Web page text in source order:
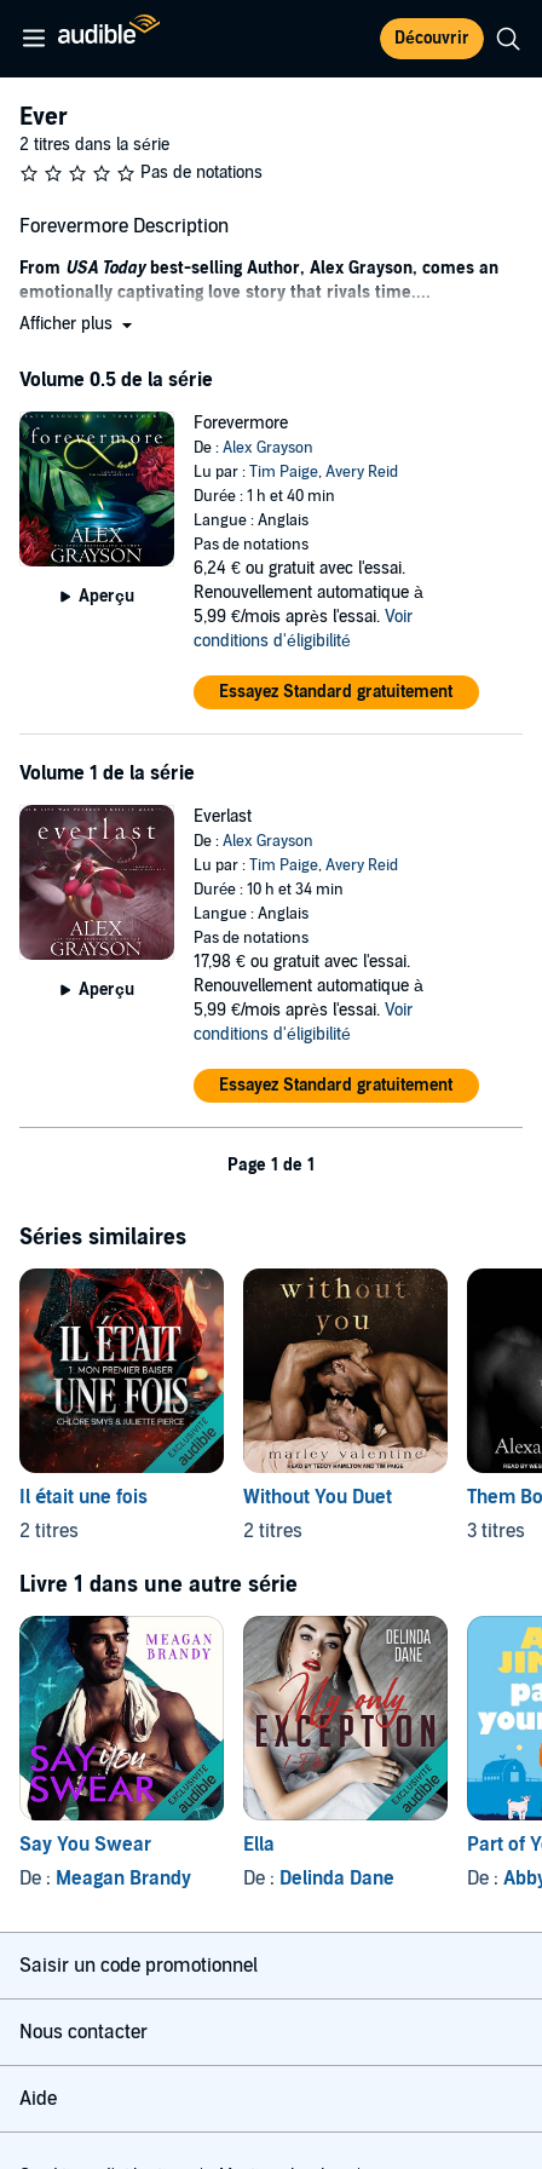
Découvrir
Ever
2 titres dans la série
Pas de notations
Forevermore Description
From USA Todaybest-selling Author, Alex Grayson, comes an
emotionally captivating love story that rivals time....
Everything has a reason for being, and you are mine. Without you,
Some are dark and painful.
Some are bright and beautiful.
And for some, fate intervenes, setting two people on the right path.
Our love has no ending. It's forevermore and everlasting.
This is our story.
©2021 Alex Grayson (P)2021 Alex Grayson
Afficher plus
Volume 0.5 de la série
Aperçu
Forevermore
De :Alex Grayson
Lu par :Tim Paige,Avery Reid
Durée : 1 h et 40 min
Langue : Anglais
Pas de notations
6,24 € ou gratuit avec l'essai.
Renouvellement automatique à
5,99 €/mois après l'essai. Voir
conditions d'éligibilité
Essayez Standard gratuitement
Volume 1 de la série
Aperçu
Everlast
De :Alex Grayson
Lu par :Tim Paige,Avery Reid
Durée : 10 h et 34 min
Langue : Anglais
Pas de notations
17,98 € ou gratuit avec l'essai.
Renouvellement automatique à
5,99 €/mois après l'essai. Voir
conditions d'éligibilité
Essayez Standard gratuitement
Page 1 de 1
Séries similaires
Il était une fois
2 titres
Without You Duet
2 titres
Them
3 titres
Livre 1 dans une autre série
Say You Swear
De : Meagan Brandy
Ella
De : Delinda Dane
Part of
De :
Saisir un code promotionnel
Nous contacter
Aide